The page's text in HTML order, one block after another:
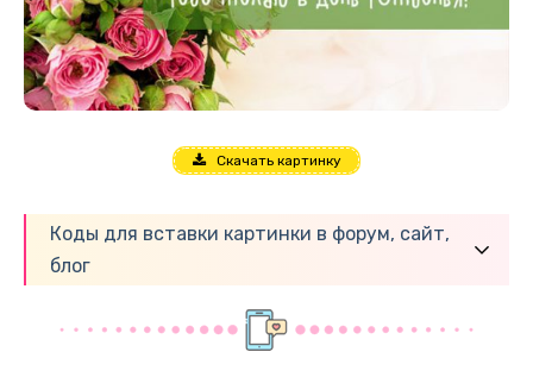
Скачать картинку
Коды для вставки картинки в форум, сайт,
блог